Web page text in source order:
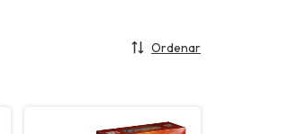
Ordenar